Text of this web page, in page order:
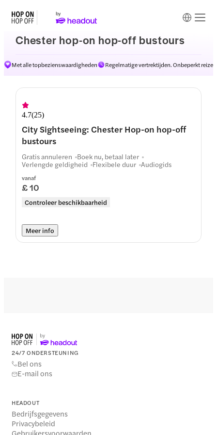
Chester hop-on hop-off bustours
Met alle topbezienswaardigheden Regelmatige vertrektijden. Onbeperkt reizen
4.7(25)
City Sightseeing: Chester Hop-on hop-off
bustours
vanaf
£ 10
Controleer beschikbaarheid
Gratis annuleren Boek nu, betaal later
Verlengde geldigheid Flexibele duur Audiogids
Meer info
24/7 ONDERSTEUNING
Bel ons
E-mail ons
HEADOUT
Bedrijfsgegevens
Privacybeleid